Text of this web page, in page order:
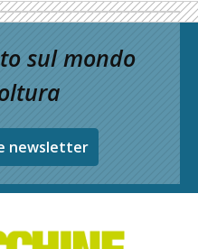
sul mondo
newsletter